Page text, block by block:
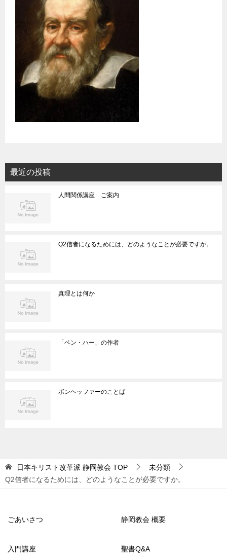
最近の投稿
人間関係講座 ご案内
Q2信者になるためには、どのようなことが必要ですか。
真理とは何か
「ベン・ハー」の作者
ボンヘッファーのことば
日本キリスト改革派 静岡教会 TOP
未分類
Q2信者になるためには、どのようなことが必要ですか。
ごあいさつ 静岡教会 概要
入門講座 聖書Q&A